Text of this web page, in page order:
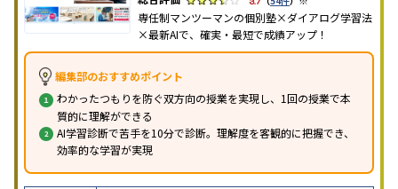
専任制マンツーマンの個別塾×ダイアログ学習法
×最新AIで、確実・最短で成績アップ！
編集部のおすすめポイント
わかったつもりを防ぐ双方向の授業を実現し、1回の授業で本
質的に理解ができる
AI学習診断で苦手を10分で診断。理解度を客観的に把握でき、
効率的な学習が実現